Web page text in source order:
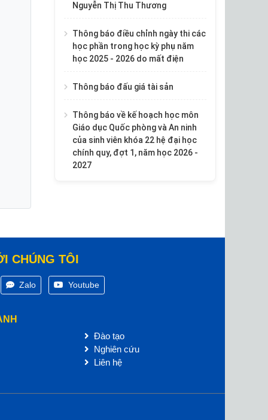
Nguyễn Thị Thu Thương
Thông báo điều chỉnh ngày thi các
học phần trong học kỳ phụ năm
học 2025 - 2026 do mất điện
Thông báo đấu giá tài sản
Thông báo về kế hoạch học môn
Giáo dục Quốc phòng và An ninh
của sinh viên khóa 22 hệ đại học
chính quy, đợt 1, năm học 2026 -
2027
CHÚNG TÔI
Zalo Youtube
Đào tạo
Nghiên cứu
Liên hệ